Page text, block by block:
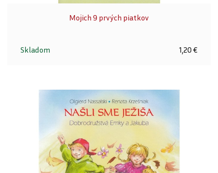
Mojich 9 prvých piatkov
Skladom 1,20 €